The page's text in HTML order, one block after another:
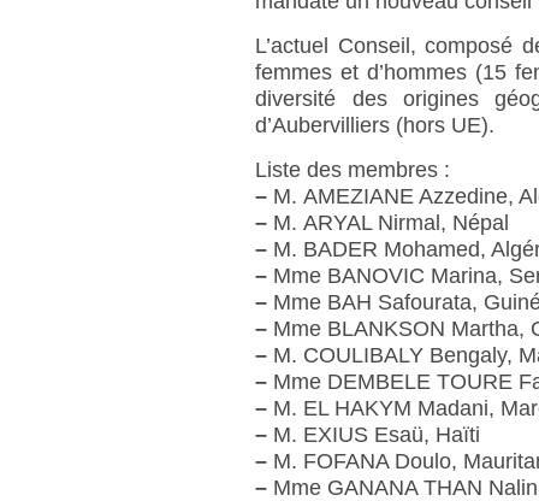
L’actuel Conseil, composé
femmes et d’hommes (15
diversité des origines
d’Aubervilliers (hors UE).
Liste des membres :
– M. AMEZIANE Azzedine,
– M. ARYAL Nirmal, Népal
– M. BADER Mohamed,
– Mme BANOVIC Marina,
– Mme BAH Safourata,
– Mme BLANKSON Martha,
– M. COULIBALY Bengaly,
– Mme DEMBELE TOURE
– M. EL HAKYM Madani,
– M. EXIUS Esaü, Haïti
– M. FOFANA Doulo,
– Mme GANANA THAN